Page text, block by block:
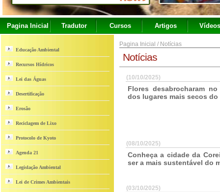
Pagina Inicial Tradutor Cursos Artigos Vídeos
Educação Ambiental
Recursos Hídricos
Lei das Águas
Desertificação
Erosão
Reciclagem de Lixo
Protocolo de Kyoto
Agenda 21
Legislação Ambiental
Lei de Crimes Ambientais
Pagina Inicial / Notícias
Notícias
(10/10/2025)
Flores desabrocharam
dos lugares mais secos do
(08/10/2025)
Conheça a cidade da
ser a mais sustentável do
(03/10/2025)